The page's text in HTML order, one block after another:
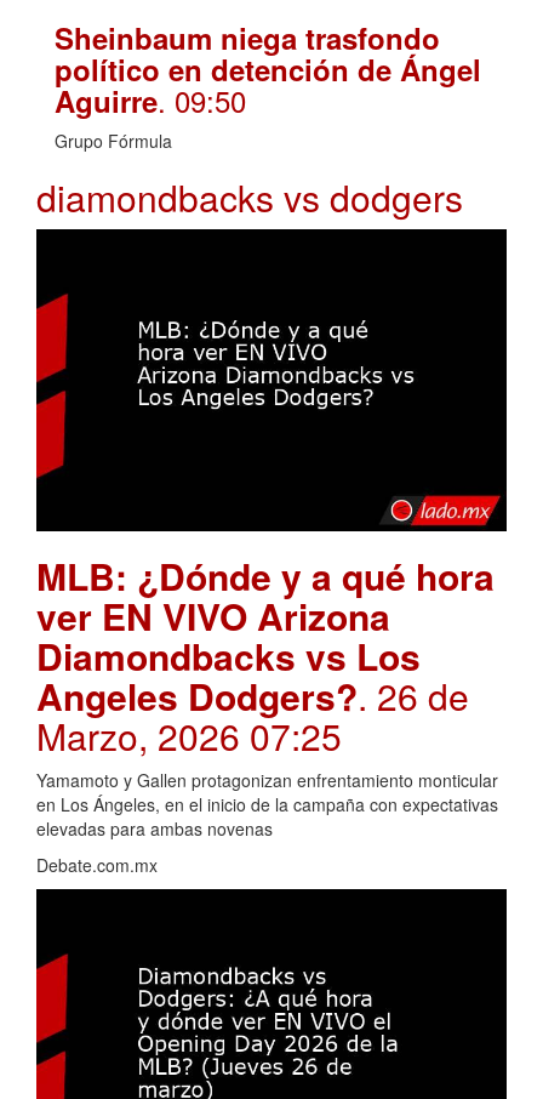
Sheinbaum niega trasfondo
político en detención de Ángel
Aguirre. 09:50
Grupo Fórmula
diamondbacks vs dodgers
MLB: ¿Dónde y a qué hora
ver EN VIVO Arizona
Diamondbacks vs Los
Angeles Dodgers?. 26 de
Marzo, 2026 07:25
Yamamoto y Gallen protagonizan enfrentamiento monticular
en Los Ángeles, en el inicio de la campaña con expectativas
elevadas para ambas novenas
Debate.com.mx